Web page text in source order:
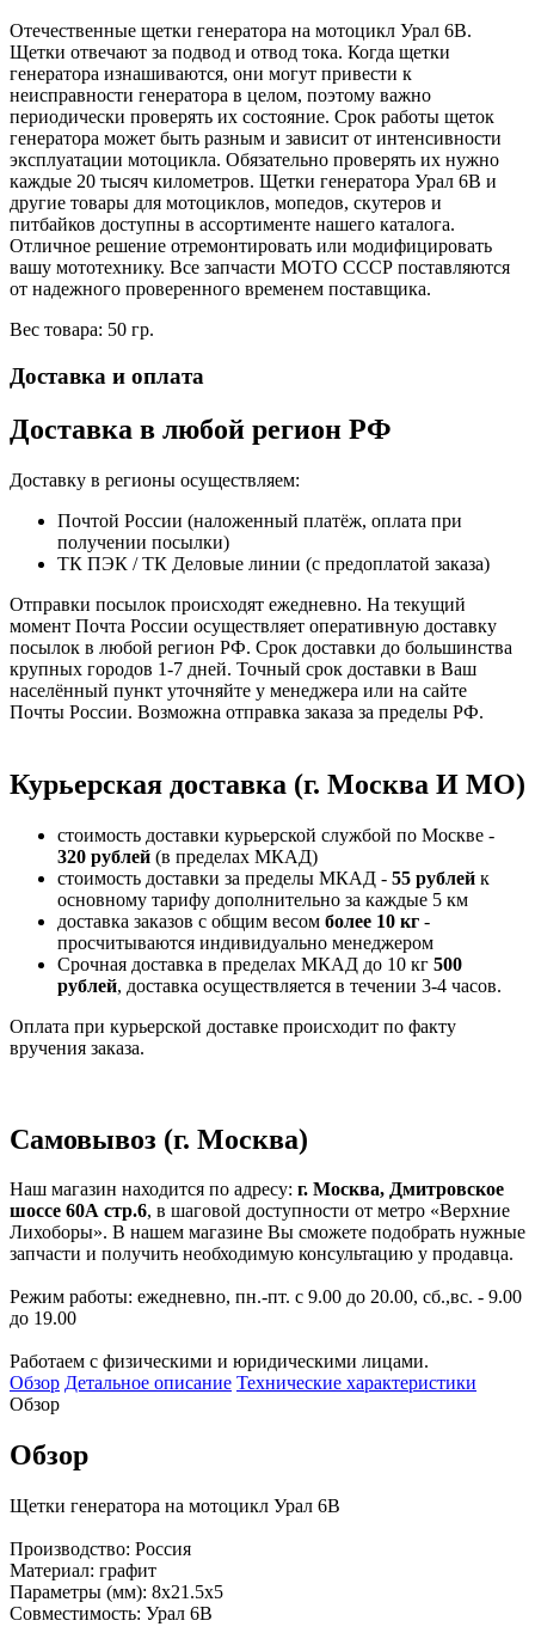
Отечественные щетки генератора на мотоцикл Урал 6В.
Щетки отвечают за подвод и отвод тока. Когда щетки
генератора изнашиваются, они могут привести к
неисправности генератора в целом, поэтому важно
периодически проверять их состояние. Срок работы щеток
генератора может быть разным и зависит от интенсивности
эксплуатации мотоцикла. Обязательно проверять их нужно
каждые 20 тысяч километров. Щетки генератора Урал 6В и
другие товары для мотоциклов, мопедов, скутеров и
питбайков доступны в ассортименте нашего каталога.
Отличное решение отремонтировать или модифицировать
вашу мототехнику. Все запчасти МОТО СССР поставляются
от надежного проверенного временем поставщика.
Вес товара: 50 гр.
Доставка и оплата
Доставка в любой регион РФ
Доставку в регионы осуществляем:
Почтой России (наложенный платёж, оплата при
получении посылки)
ТК ПЭК / ТК Деловые линии (с предоплатой заказа)
Отправки посылок происходят ежедневно. На текущий
момент Почта России осуществляет оперативную доставку
посылок в любой регион РФ. Срок доставки до большинства
крупных городов 1-7 дней. Точный срок доставки в Ваш
населённый пункт уточняйте у менеджера или на сайте
Почты России. Возможна отправка заказа за пределы РФ.
Курьерская доставка (г. Москва И МО)
стоимость доставки курьерской службой по Москве -
320 рублей (в пределах МКАД)
стоимость доставки за пределы МКАД - 55 рублей к
основному тарифу дополнительно за каждые 5 км
доставка заказов с общим весом более 10 кг -
просчитываются индивидуально менеджером
Срочная доставка в пределах МКАД до 10 кг 500
рублей, доставка осуществляется в течении 3-4 часов.
Оплата при курьерской доставке происходит по факту
вручения заказа.
Самовывоз (г. Москва)
Наш магазин находится по адресу: г. Москва, Дмитровское
шоссе 60А стр.6, в шаговой доступности от метро «Верхние
Лихоборы». В нашем магазине Вы сможете подобрать нужные
запчасти и получить необходимую консультацию у продавца.
Режим работы: ежедневно, пн.-пт. с 9.00 до 20.00, сб.,вс. - 9.00
до 19.00
Работаем с физическими и юридическими лицами.
Обзор Детальное описание Технические характеристики
Обзор
Обзор
Щетки генератора на мотоцикл Урал 6В
Производство: Россия
Материал: графит
Параметры (мм): 8х21.5х5
Совместимость: Урал 6В